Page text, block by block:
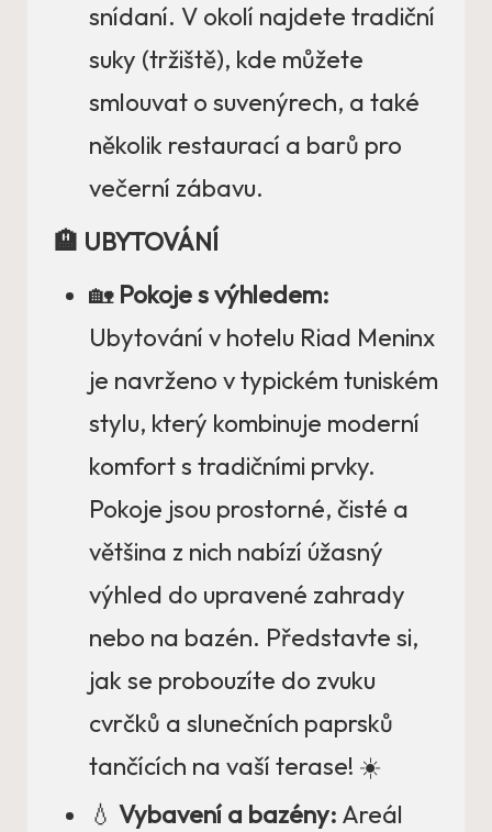
snídaní. V okolí najdete tradiční
suky (tržiště), kde můžete
smlouvat o suvenýrech, a také
několik restaurací a barů pro
večerní zábavu.
🏨 UBYTOVÁNÍ
🏡 Pokoje s výhledem:
Ubytování v hotelu Riad Meninx
je navrženo v typickém tuniském
stylu, který kombinuje moderní
komfort s tradičními prvky.
Pokoje jsou prostorné, čisté a
většina z nich nabízí úžasný
výhled do upravené zahrady
nebo na bazén. Představte si,
jak se probouzíte do zvuku
cvrčků a slunečních paprsků
tančících na vaší terase! ☀️
💧 Vybavení a bazény: Areál